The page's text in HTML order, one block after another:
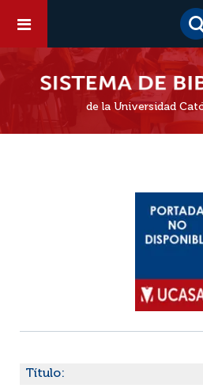
de la Universidad
Título: